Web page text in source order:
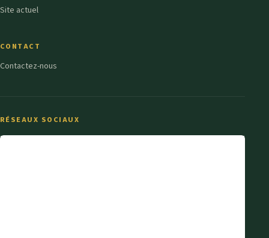
Site actuel
CONTACT
Contactez-nous
RÉSEAUX SOCIAUX